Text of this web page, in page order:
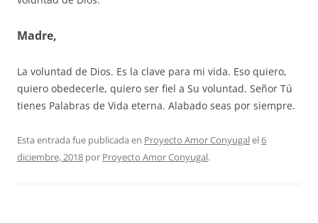
Madre,
La voluntad de Dios. Es la clave para mi vida. Eso quiero,
quiero obedecerle, quiero ser fiel a Su voluntad. Señor Tú
tienes Palabras de Vida eterna. Alabado seas por siempre.
Esta entrada fue publicada en Proyecto Amor Conyugalel6
diciembre, 2018 por Proyecto Amor Conyugal.